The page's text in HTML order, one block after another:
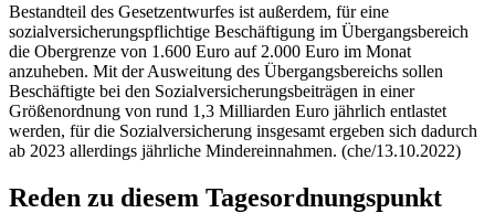
Bestandteil des Gesetzentwurfes ist außerdem, für eine
sozialversicherungspflichtige Beschäftigung im Übergangsbereich
die Obergrenze von 1.600 Euro auf 2.000 Euro im Monat
anzuheben. Mit der Ausweitung des Übergangsbereichs sollen
Beschäftigte bei den Sozialversicherungsbeiträgen in einer
Größenordnung von rund 1,3 Milliarden Euro jährlich entlastet
werden, für die Sozialversicherung insgesamt ergeben sich dadurch
ab 2023 allerdings jährliche Mindereinnahmen. (che/13.10.2022)
Reden zu diesem Tagesordnungspunkt